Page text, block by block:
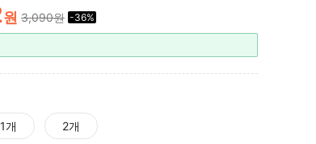
AVAILABILITY
원 3,090원 -36%
1개 2개